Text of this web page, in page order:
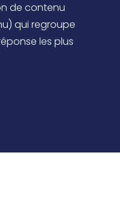
de contenu
qui regroupe
les plus